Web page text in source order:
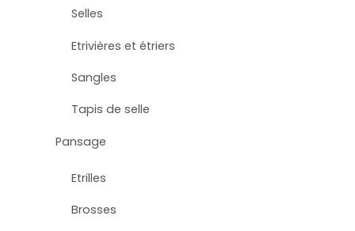
Selles
Etrivières et étriers
Sangles
Tapis de selle
Pansage
Etrilles
Brosses